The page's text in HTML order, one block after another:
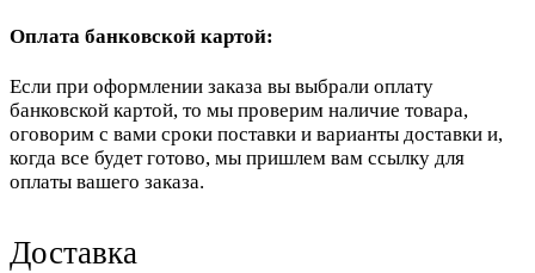
Оплата банковской картой:
Если при оформлении заказа вы выбрали оплату
банковской картой, то мы проверим наличие товара,
оговорим с вами сроки поставки и варианты доставки и,
когда все будет готово, мы пришлем вам ссылку для
оплаты вашего заказа.
Доставка